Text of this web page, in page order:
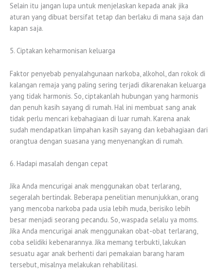
Selain itu jangan lupa untuk menjelaskan kepada anak jika
aturan yang dibuat bersifat tetap dan berlaku di mana saja dan
kapan saja.
5. Ciptakan keharmonisan keluarga
Faktor penyebab penyalahgunaan narkoba, alkohol, dan rokok di
kalangan remaja yang paling sering terjadi dikarenakan keluarga
yang tidak harmonis. So, ciptakanlah hubungan yang harmonis
dan penuh kasih sayang di rumah. Hal ini membuat sang anak
tidak perlu mencari kebahagiaan di luar rumah. Karena anak
sudah mendapatkan limpahan kasih sayang dan kebahagiaan dari
orangtua dengan suasana yang menyenangkan di rumah.
6. Hadapi masalah dengan cepat
Jika Anda mencurigai anak menggunakan obat terlarang,
segeralah bertindak. Beberapa penelitian menunjukkan, orang
yang mencoba narkoba pada usia lebih muda, berisiko lebih
besar menjadi seorang pecandu. So, waspada selalu ya moms.
Jika Anda mencurigai anak menggunakan obat-obat terlarang,
coba selidiki kebenarannya. Jika memang terbukti, lakukan
sesuatu agar anak berhenti dari pemakaian barang haram
tersebut, misalnya melakukan rehabilitasi.